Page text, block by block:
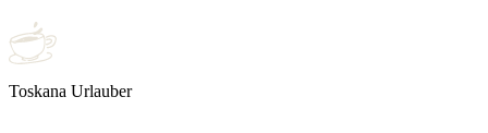
Toskana Urlauber